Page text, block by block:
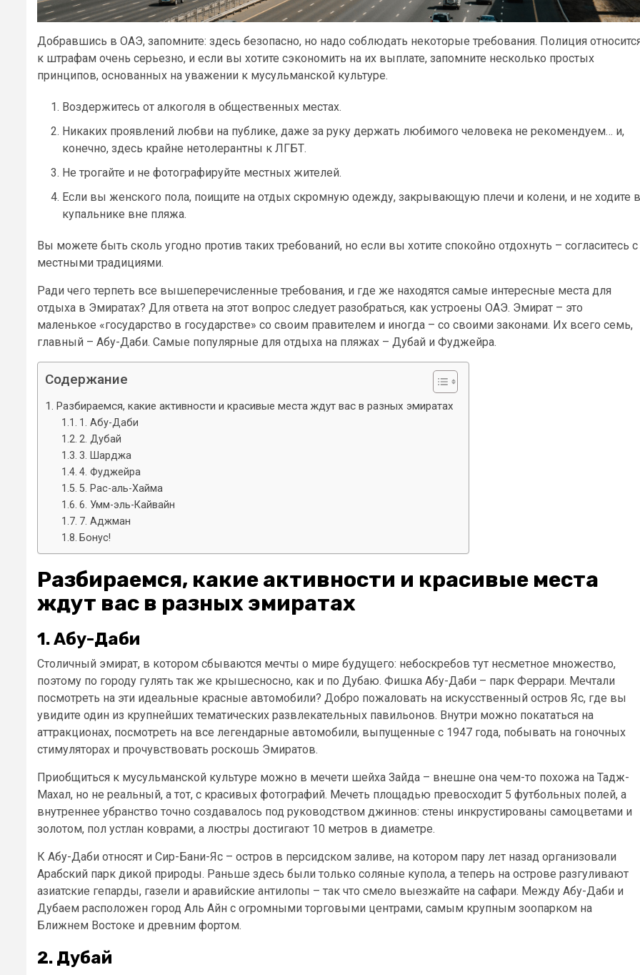
Добравшись в ОАЭ, запомните: здесь безопасно, но надо соблюдать некоторые требования. Полиция
к штрафам очень серьезно, и если вы хотите сэкономить на их выплате, запомните несколько простых
принципов, основанных на уважении к мусульманской культуре.
Воздержитесь от алкоголя в общественных местах.
Никаких проявлений любви на публике, даже за руку держать любимого человека не рекомендуем… и,
конечно, здесь крайне нетолерантны к ЛГБТ.
Не трогайте и не фотографируйте местных жителей.
Если вы женского пола, поищите на отдых скромную одежду, закрывающую плечи и колени, и не ходите в
купальнике вне пляжа.
Вы можете быть сколь угодно против таких требований, но если вы хотите спокойно отдохнуть – согласитесь с
местными традициями.
Ради чего терпеть все вышеперечисленные требования, и где же находятся самые интересные места для
отдыха в Эмиратах? Для ответа на этот вопрос следует разобраться, как устроены ОАЭ. Эмират – это
маленькое «государство в государстве» со своим правителем и иногда – со своими законами. Их всего семь,
главный – Абу-Даби. Самые популярные для отдыха на пляжах – Дубай и Фуджейра.
Содержание
Разбираемся, какие активности и красивые места ждут вас в разных эмиратах
1. Абу-Даби
2. Дубай
3. Шарджа
4. Фуджейра
5. Рас-аль-Хайма
6. Умм-эль-Кайвайн
7. Аджман
Бонус!
Разбираемся, какие активности и красивые места
ждут вас в разных эмиратах
1. Абу-Даби
Столичный эмират, в котором сбываются мечты о мире будущего: небоскребов тут несметное множество,
поэтому по городу гулять так же крышесносно, как и по Дубаю. Фишка Абу-Даби – парк Феррари. Мечтали
посмотреть на эти идеальные красные автомобили? Добро пожаловать на искусственный остров Яс, где вы
увидите один из крупнейших тематических развлекательных павильонов. Внутри можно покататься на
аттракционах, посмотреть на все легендарные автомобили, выпущенные с 1947 года, побывать на гоночных
стимуляторах и прочувствовать роскошь Эмиратов.
Приобщиться к мусульманской культуре можно в мечети шейха Зайда – внешне она чем-то похожа на Тадж-
Махал, но не реальный, а тот, с красивых фотографий. Мечеть площадью превосходит 5 футбольных полей, а
внутреннее убранство точно создавалось под руководством джиннов: стены инкрустированы самоцветами и
золотом, пол устлан коврами, а люстры достигают 10 метров в диаметре.
К Абу-Даби относят и Сир-Бани-Яс – остров в персидском заливе, на котором пару лет назад организовали
Арабский парк дикой природы. Раньше здесь были только соляные купола, а теперь на острове разгуливают
азиатские гепарды, газели и аравийские антилопы – так что смело выезжайте на сафари. Между Абу-Даби и
Дубаем расположен город Аль Айн с огромными торговыми центрами, самым крупным зоопарком на
Ближнем Востоке и древним фортом.
2. Дубай